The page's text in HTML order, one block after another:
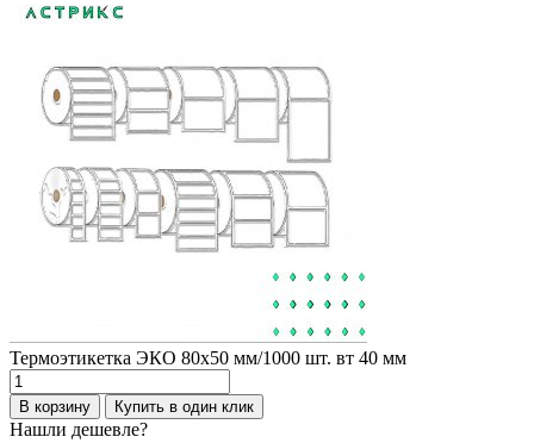
Термоэтикетка ЭКО 80х50 мм/1000 шт. вт 40 мм
Количество
товара
Термоэтикетка
В корзину Купить в один клик
Нашли дешевле?